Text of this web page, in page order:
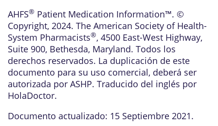
AHFS® Patient Medication Information™. ©
Copyright, 2024. The American Society of Health-
System Pharmacists®, 4500 East-West Highway,
Suite 900, Bethesda, Maryland. Todos los
derechos reservados. La duplicación de este
documento para su uso comercial, deberá ser
autorizada por ASHP. Traducido del inglés por
HolaDoctor.
Documento actualizado: 15 Septiembre 2021.